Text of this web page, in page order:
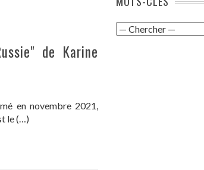
de Karine
en novembre 2021,
le (…)